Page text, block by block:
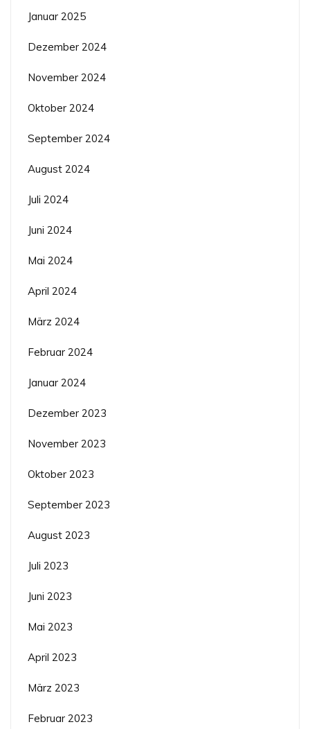
Januar 2025
Dezember 2024
November 2024
Oktober 2024
September 2024
August 2024
Juli 2024
Juni 2024
Mai 2024
April 2024
März 2024
Februar 2024
Januar 2024
Dezember 2023
November 2023
Oktober 2023
September 2023
August 2023
Juli 2023
Juni 2023
Mai 2023
April 2023
März 2023
Februar 2023